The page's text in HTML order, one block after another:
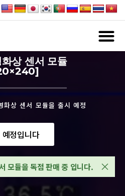
상 센서 모듈
상 센서 모듈을 출시 예정
예정입니다
모듈을 독점 판매 중 입니다. ×